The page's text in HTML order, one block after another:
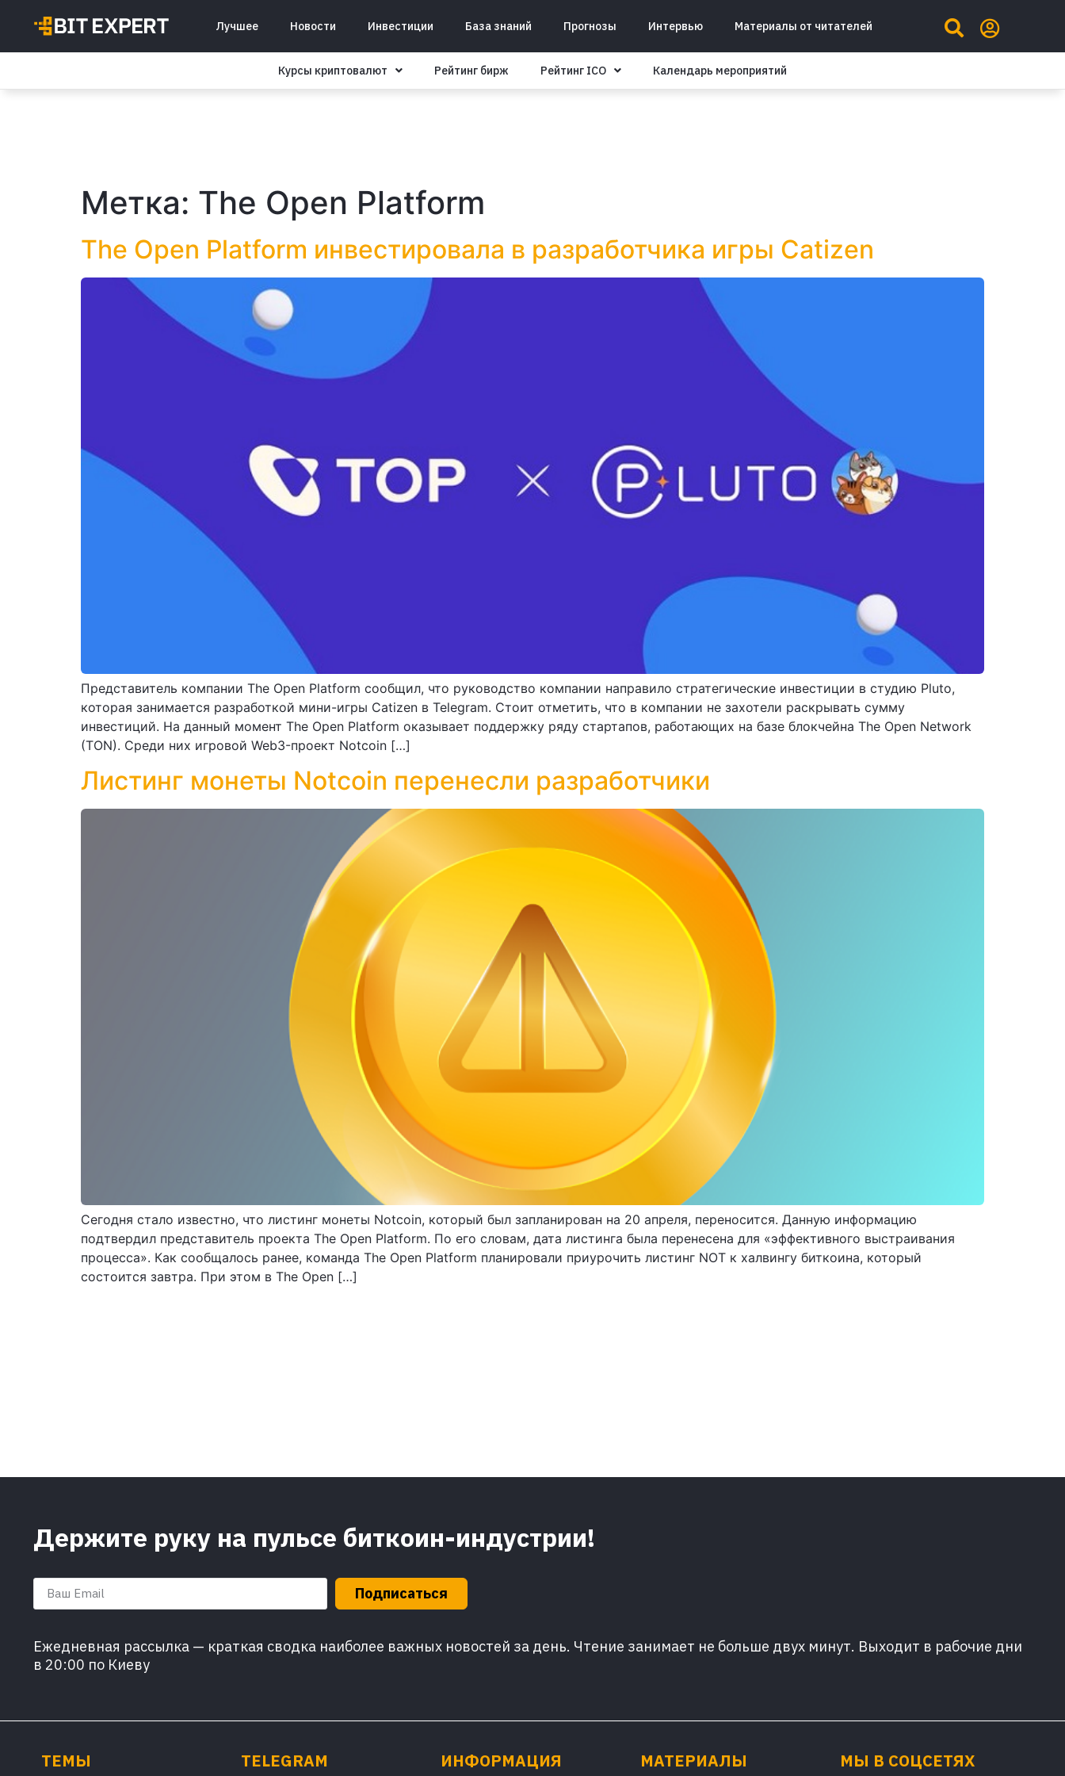
Лучшее Новости Инвестиции База знаний Прогнозы Интервью Материалы от читателей
Курсы криптовалют Рейтинг бирж Рейтинг ICO Календарь мероприятий
Метка: The Open Platform
The Open Platform инвестировала в разработчика игры Catizen
Представитель компании The Open Platform сообщил, что руководство компании направило стратегические инвестиции в студию Pluto,
которая занимается разработкой мини-игры Catizen в Telegram. Стоит отметить, что в компании не захотели раскрывать сумму
инвестиций. На данный момент The Open Platform оказывает поддержку ряду стартапов, работающих на базе блокчейна The Open Network
(TON). Среди них игровой Web3-проект Notcoin […]
Листинг монеты Notcoin перенесли разработчики
Сегодня стало известно, что листинг монеты Notcoin, который был запланирован на 20 апреля, переносится. Данную информацию
подтвердил представитель проекта The Open Platform. По его словам, дата листинга была перенесена для «эффективного выстраивания
процесса». Как сообщалось ранее, команда The Open Platform планировали приурочить листинг NOT к халвингу биткоина, который
состоится завтра. При этом в The Open […]
Держите руку на пульсе биткоин-индустрии!
Подписаться
Ежедневная рассылка — краткая сводка наиболее важных новостей за день. Чтение занимает не больше двух минут. Выходит в рабочие дни
в 20:00 по Киеву
ТЕМЫ TELEGRAM ИНФОРМАЦИЯ МАТЕРИАЛЫ МЫ В СОЦСЕТЯХ